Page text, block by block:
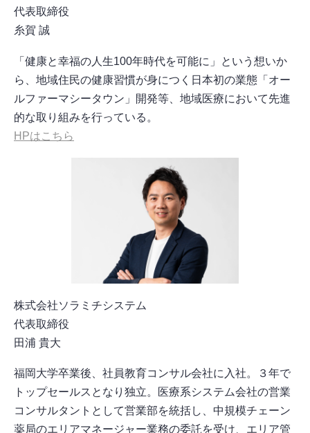
代表取締役
糸賀 誠
「健康と幸福の人生100年時代を可能に」という想いか
ら、地域住民の健康習慣が身につく日本初の業態「オー
ルファーマシータウン」開発等、地域医療において先進
的な取り組みを行っている。
HPはこちら
株式会社ソラミチシステム
代表取締役
田浦 貴大
福岡大学卒業後、社員教育コンサル会社に入社。３年で
トップセールスとなり独立。医療系システム会社の営業
コンサルタントとして営業部を統括し、中規模チェーン
薬局のエリアマネージャー業務の委託を受け、エリア管